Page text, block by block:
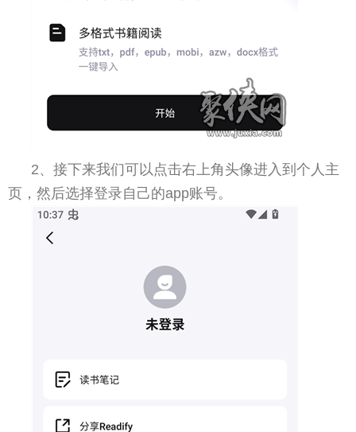
2、接下来我们可以点击右上角头像进入到个人主
页，然后选择登录自己的app账号。